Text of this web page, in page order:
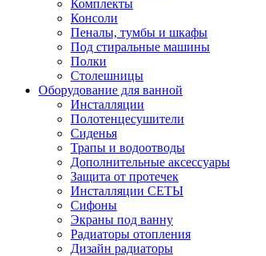
Комплекты
Консоли
Пеналы, тумбы и шкафы
Под стиральные машины
Полки
Столешницы
Оборудование для ванной
Инсталляции
Полотенцесушители
Сиденья
Трапы и водоотводы
Дополнительные аксессуары
Защита от протечек
Инсталляции СЕТЫ
Сифоны
Экраны под ванну
Радиаторы отопления
Дизайн радиаторы